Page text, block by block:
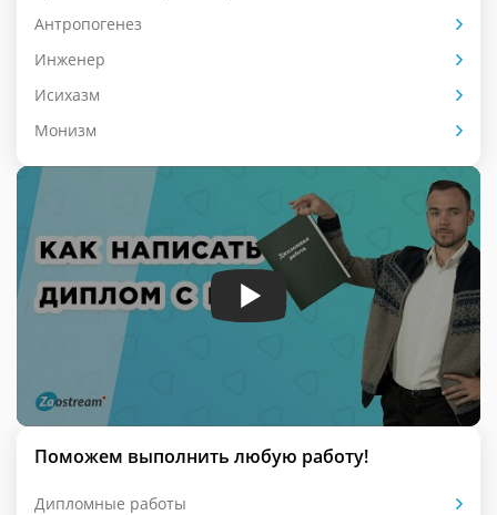
Антропогенез
Инженер
Исихазм
Монизм
Поможем выполнить любую работу!
Дипломные работы